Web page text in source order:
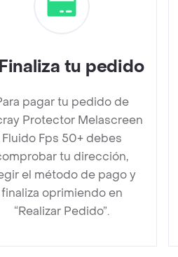
tu pedido
pagar tu pedido de
Protector Melascreen
Fluido Fps 50+ debes
tu dirección,
el método de pago y
finaliza oprimiendo en
“Realizar Pedido”.